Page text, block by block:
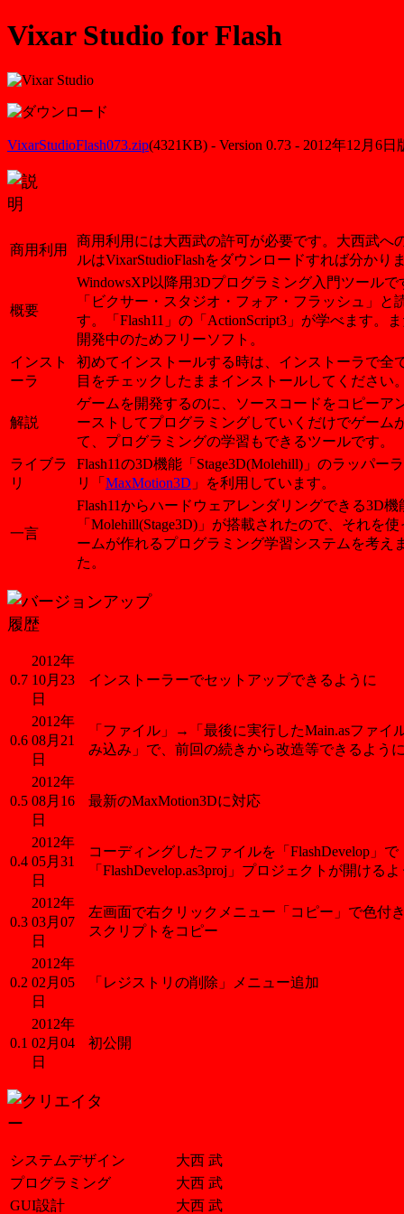
Vixar Studio for Flash
VixarStudioFlash073.zip(4321KB) - Version 0.73 - 2012年12月6日
商用利用
商用利用には大西武の許可が必要です。大西武へ
ルはVixarStudioFlashをダウンロードすれば分かり
概要
WindowsXP以降用3Dプログラミング入門ツールで
「ビクサー・スタジオ・フォア・フラッシュ」と
す。「Flash11」の「ActionScript3」が学べます。
開発中のためフリーソフト。
インスト
ーラ
初めてインストールする時は、インストーラで全
目をチェックしたままインストールしてください
解説
ゲームを開発するのに、ソースコードをコピーア
ーストしてプログラミングしていくだけでゲーム
て、プログラミングの学習もできるツールです。
ライブラ
リ
Flash11の3D機能「Stage3D(Molehill)」のラッパー
リ「 MaxMotion3D 」を利用しています。
一言
Flash11からハードウェアレンダリングできる3D機
「Molehill(Stage3D)」が搭載されたので、それを
ームが作れるプログラミング学習システムを考え
た。
0.7
2012年
10月23
日
インストーラーでセットアップできるように
0.6
2012年
08月21
日
「ファイル」→「最後に実行したMain.asファイ
み込み」で、前回の続きから改造等できるよう
0.5
2012年
08月16
日
最新のMaxMotion3Dに対応
0.4
2012年
05月31
日
コーディングしたファイルを「FlashDevelop」で
「FlashDevelop.as3proj」プロジェクトが開ける
0.3
2012年
03月07
日
左画面で右クリックメニュー「コピー」で色付
スクリプトをコピー
0.2
2012年
02月05
日
「レジストリの削除」メニュー追加
0.1
2012年
02月04
日
初公開
システムデザイン
大西 武
プログラミング
大西 武
GUI設計
大西 武